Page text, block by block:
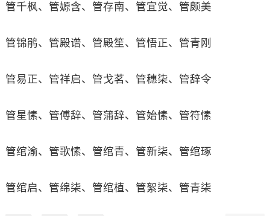
管千枫、管嫄含、管存南、管宜觉、管颇美
管锦鹃、管殿谱、管殿笙、管悟正、管青刚
管易正、管祥启、管戈茗、管穗柒、管辞令
管星愫、管傅辞、管蒲辞、管始愫、管符愫
管绾渝、管歌愫、管绾青、管新柒、管绾琢
管绾启、管绵柒、管绾植、管絮柒、管青柒